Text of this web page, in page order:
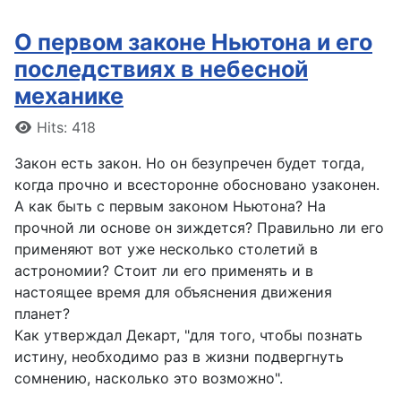
О первом законе Ньютона и его
последствиях в небесной
механике
DetailsHits: 418
Закон есть закон. Но он безупречен будет тогда,
когда прочно и всесторонне обосновано узаконен.
А как быть с первым законом Ньютона? На
прочной ли основе он зиждется? Правильно ли его
применяют вот уже несколько столетий в
астрономии? Стоит ли его применять и в
настоящее время для объяснения движения
планет?
Как утверждал Декарт, "для того, чтобы познать
истину, необходимо раз в жизни подвергнуть
сомнению, насколько это возможно".